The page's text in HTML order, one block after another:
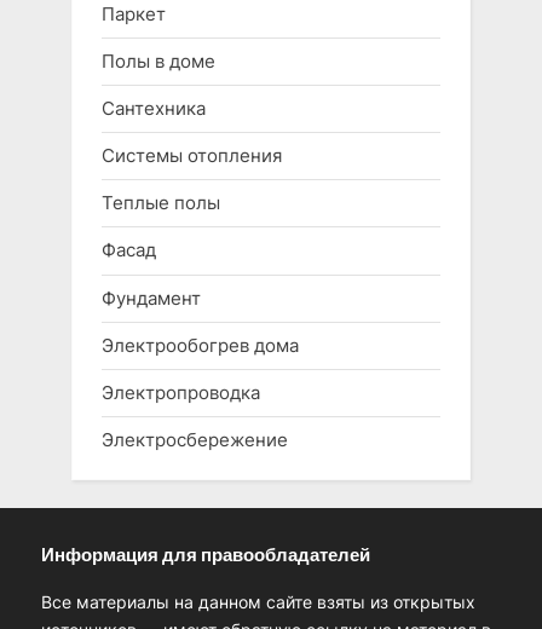
Паркет
Полы в доме
Сантехника
Системы отопления
Теплые полы
Фасад
Фундамент
Электрообогрев дома
Электропроводка
Электросбережение
Информация для правообладателей
Все материалы на данном сайте взяты из открытых